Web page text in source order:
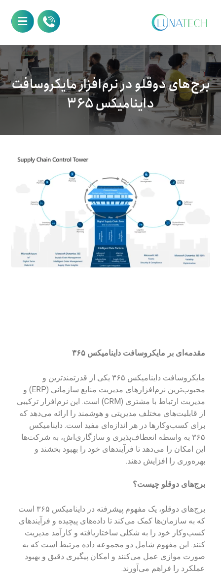
برج‌های دوقلو در نرم‌افزار مایکروسافت
داینامیکس ۳۶۵
مقدمه‌ای بر مایکروسافت داینامیکس ۳۶۵
مایکروسافت داینامیکس ۳۶۵ یکی از قدرتمندترین و
محبوب‌ترین نرم‌افزارهای مدیریت منابع سازمانی (ERP) و
مدیریت ارتباط با مشتری (CRM) است. این نرم‌افزار ترکیبی
از قابلیت‌های مختلف مدیریتی و هوشمند را ارائه می‌دهد که
برای کسب‌وکارها در هر اندازه‌ای مفید است. داینامیکس
۳۶۵ به واسطه انعطاف‌پذیری و سازگاری‌اش، به شرکت‌ها
این امکان را می‌دهد تا فرآیندهای خود را بهبود بخشند و
بهره‌وری را افزایش دهند.
برج‌های دوقلو چیست؟
برج‌های دوقلو، یک مفهوم پیشرفته در داینامیکس ۳۶۵ است
که به سازمان‌ها کمک می‌کند تا داده‌های پیچیده و فرآیندهای
کسب‌وکار خود را به شکلی ساختاریافته و کارآمد مدیریت
کنند. این مفهوم شامل دو مجموعه داده مرتبط است که به
صورت موازی عمل می‌کنند و امکان پیگیری دقیق و بهبود
عملکرد را فراهم می‌آورند.